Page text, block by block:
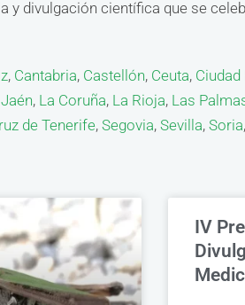
y divulgación científica que se
, Cantabria, Castellón, Ceuta, Ciudad
Jaén, La Coruña, La Rioja, Las
de Tenerife, Segovia, Sevilla, Soria,
IV